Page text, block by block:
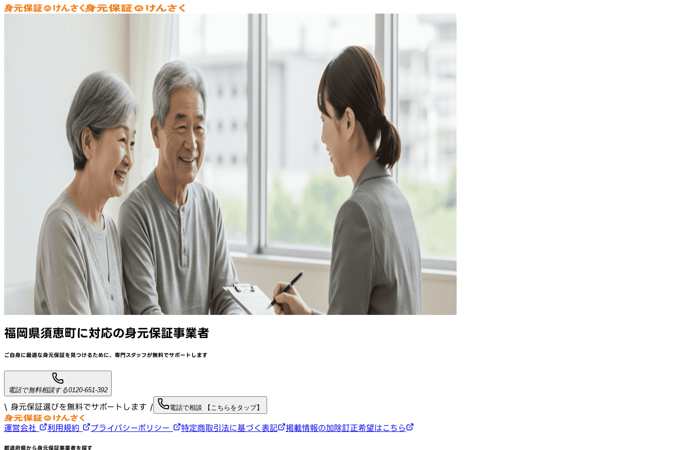
福岡県須恵町に対応の身元保証事業者
ご自身に最適な身元保証を見つけるために、 専門スタッフが無料でサポートします
電話で無料相談する0120-651-392
\ 身元保証選びを無料でサポートします / 電話で相談 【こちらをタップ】
運営会社 利用規約 プライバシーポリシー 特定商取引法に基づく表記 掲載情報の加除訂正希望はこちら
都道府県から身元保証事業者を探す